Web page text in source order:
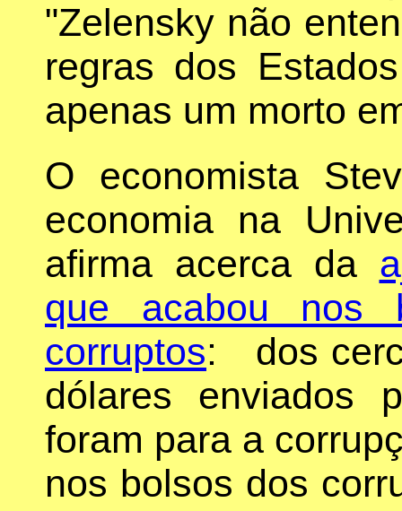
"Zelensky não
regras dos
apenas um morto
O economista
economia na
afirma acerca da
que acabou nos
corruptos: dos
dólares enviados
foram para a
nos bolsos dos